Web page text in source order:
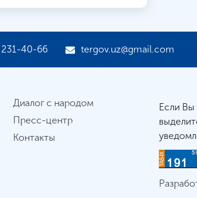
231-40-66 tergov.uz@gmail.com
Диалог с народом
Пресс-центр
Контакты
Если